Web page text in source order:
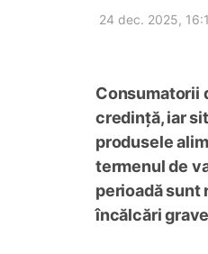
24 dec. 2025,
Consumatorii
credință, iar
produsele
termenul de
perioadă sunt
încălcări